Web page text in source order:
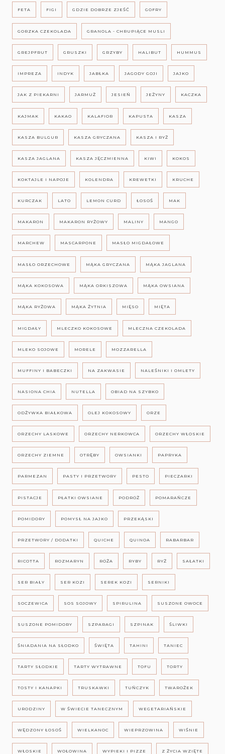
FETA FIGI GDZIE DOBRZE ZJEŚĆ GOFRY
GORZKA CZEKOLADA GRANOLA - CHRUPIĄCE MUSLI
GREJPFRUT GRUSZKI GRZYBY HALIBUT HUMMUS
IMPREZA INDYK JABŁKA JAGODY GOJI JAJKO
JAK Z PIEKARNI JARMUŻ JESIEŃ JEŻYNY KACZKA
KAJMAK KAKAO KALAFIOR KAPUSTA KASZA
KASZA BULGUR KASZA GRYCZANA KASZA I RYŻ
KASZA JAGLANA KASZA JĘCZMIENNA KIWI KOKOS
KOKTAJLE I NAPOJE KOLENDRA KREWETKI KRUCHE
KURCZAK LATO LEMON CURD ŁOSOŚ MAK
MAKARON MAKARON RYŻOWY MALINY MANGO
MARCHEW MASCARPONE MASŁO MIGDAŁOWE
MASŁO ORZECHOWE MĄKA GRYCZANA MĄKA JAGLANA
MĄKA KOKOSOWA MĄKA ORKISZOWA MĄKA OWSIANA
MĄKA RYŻOWA MĄKA ŻYTNIA MIĘSO MIĘTA
MIGDAŁY MLECZKO KOKOSOWE MLECZNA CZEKOLADA
MLEKO SOJOWE MORELE MOZZARELLA
MUFFINY I BABECZKI NA ZAKWASIE NALEŚNIKI I OMLETY
NASIONA CHIA NUTELLA OBIAD NA SZYBKO
ODŻYWKA BIAŁKOWA OLEJ KOKOSOWY ORZE
ORZECHY LASKOWE ORZECHY NERKOWCA ORZECHY WŁOSKIE
ORZECHY ZIEMNE OTRĘBY OWSIANKI PAPRYKA
PARMEZAN PASTY I PRZETWORY PESTO PIECZARKI
PISTACJE PŁATKI OWSIANE PODRÓŻ POMARAŃCZE
POMIDORY POMYSŁ NA JAJKO PRZEKĄSKI
PRZETWORY / DODATKI QUICHE QUINOA RABARBAR
RICOTTA ROZMARYN RÓŻA RYBY RYŻ SAŁATKI
SER BIAŁY SER KOZI SEREK KOZI SERNIKI
SOCZEWICA SOS SOJOWY SPIRULINA SUSZONE OWOCE
SUSZONE POMIDORY SZPARAGI SZPINAK ŚLIWKI
ŚNIADANIA NA SŁODKO ŚWIĘTA TAHINI TANIEC
TARTY SŁODKIE TARTY WYTRAWNE TOFU TORTY
TOSTY I KANAPKI TRUSKAWKI TUŃCZYK TWAROŻEK
URODZINY W ŚWIECIE TANECZNYM WEGETARIAŃSKIE
WĘDZONY ŁOSOŚ WIELKANOC WIEPRZOWINA WIŚNIE
WŁOSKIE WOŁOWINA WYPIEKI I PIZZE Z ŻYCIA WZIĘTE